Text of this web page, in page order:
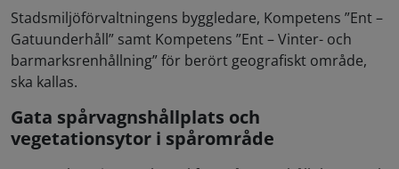
Stadsmiljöförvaltningens byggledare, Kompetens ”Ent –
Gatuunderhåll” samt Kompetens ”Ent – Vinter- och
barmarksrenhållning” för berört geografiskt område,
ska kallas.
Gata spårvagnshållplats och
vegetationsytor i spårområde